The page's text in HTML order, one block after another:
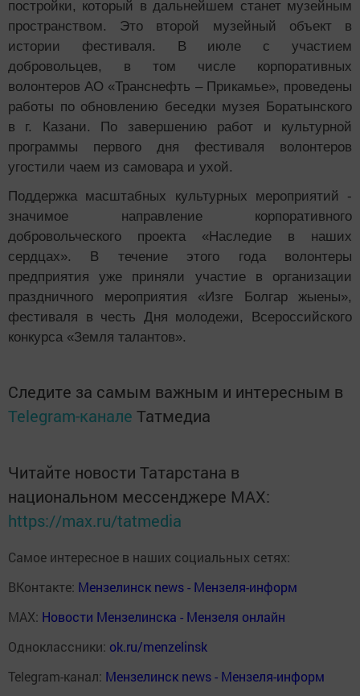
постройки, который в дальнейшем станет музейным
пространством. Это второй музейный объект в
истории фестиваля. В июле с участием
добровольцев, в том числе корпоративных
волонтеров АО «Транснефть – Прикамье», проведены
работы по обновлению беседки музея Боратынского
в г. Казани. По завершению работ и культурной
программы первого дня фестиваля волонтеров
угостили чаем из самовара и ухой.
Поддержка масштабных культурных мероприятий -
значимое направление корпоративного
добровольческого проекта «Наследие в наших
сердцах». В течение этого года волонтеры
предприятия уже приняли участие в организации
праздничного мероприятия «Изге Болгар жыены»,
фестиваля в честь Дня молодежи, Всероссийского
конкурса «Земля талантов».
Следите за самым важным и интересным в
Telegram-канале Татмедиа
Читайте новости Татарстана в
национальном мессенджере MАХ:
https://max.ru/tatmedia
Самое интересное в наших социальных сетях:
ВКонтакте: Мензелинск news - Мензеля-информ
MAX: Новости Мензелинска - Мензеля онлайн
Одноклассники: ok.ru/menzelinsk
Telegram-канал: Мензелинск news - Мензеля-информ